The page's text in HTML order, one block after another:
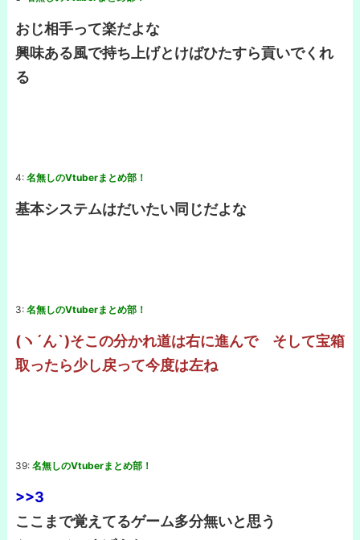
おじ相手って楽だよな
興味ある風で持ち上げとけばひたすら貢いでくれ
る
4: 名無しのVtuberまとめ部！
基本システムはだいたい同じだよな
3: 名無しのVtuberまとめ部！
(ヽ´ん`)そこの分かれ道は右に進んで そして宝箱
取ったら少し戻って今度は左ね
39: 名無しのVtuberまとめ部！
>>3
ここまで覚えてるゲーム多分無いと思う